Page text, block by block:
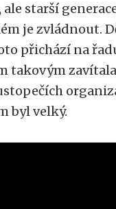
starší
je zvládnout.
přichází na
takovým
byl velký.